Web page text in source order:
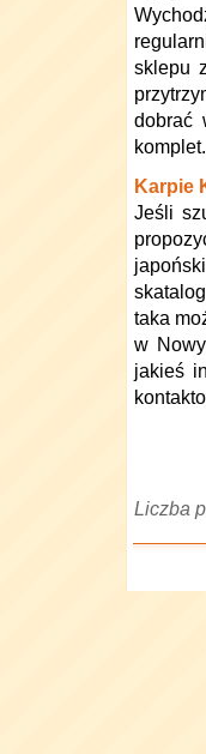
sklepu
dobrać
komplet.
Karpie
Jeśli
taka
w
jakieś
Liczba